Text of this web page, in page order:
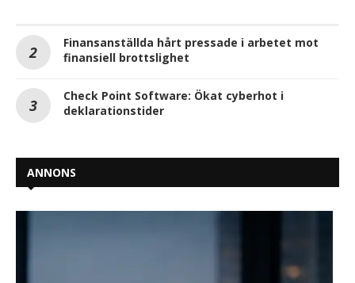
Finansanställda hårt pressade i arbetet mot
finansiell brottslighet
Check Point Software: Ökat cyberhot i
deklarationstider
ANNONS